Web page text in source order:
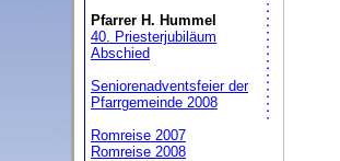
Pfarrer H. Hummel
40. Priesterjubiläum
Abschied
Seniorenadventsfeier der
Pfarrgemeinde 2008
Romreise 2007
Romreise 2008